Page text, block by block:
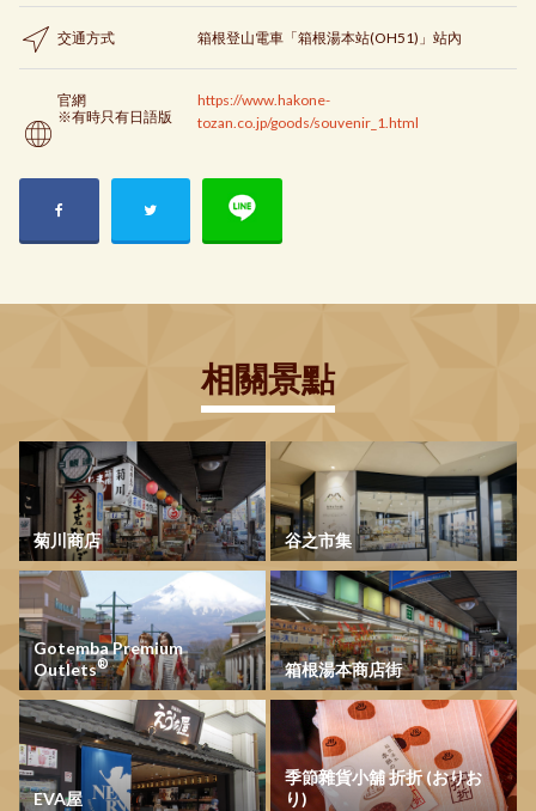
交通方式 箱根登山電車「箱根湯本站(OH51)」站內
官網
※有時只有日語版
https://www.hakone-
tozan.co.jp/goods/souvenir_1.html
相關景點
菊川商店 谷之市集
Gotemba Premium
Outlets® 箱根湯本商店街
EVA屋
季節雜貨小舖 折折 (おりお
り)